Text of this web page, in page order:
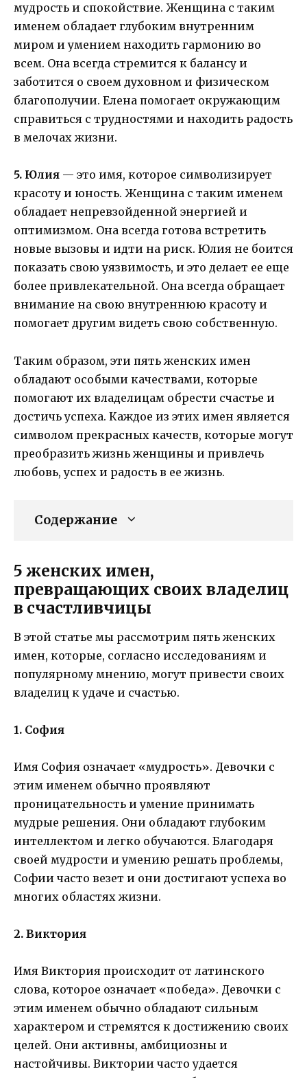
мудрость и спокойствие. Женщина с таким
именем обладает глубоким внутренним
миром и умением находить гармонию во
всем. Она всегда стремится к балансу и
заботится о своем духовном и физическом
благополучии. Елена помогает окружающим
справиться с трудностями и находить радость
в мелочах жизни.
5. Юлия — это имя, которое символизирует
красоту и юность. Женщина с таким именем
обладает непревзойденной энергией и
оптимизмом. Она всегда готова встретить
новые вызовы и идти на риск. Юлия не боится
показать свою уязвимость, и это делает ее еще
более привлекательной. Она всегда обращает
внимание на свою внутреннюю красоту и
помогает другим видеть свою собственную.
Таким образом, эти пять женских имен
обладают особыми качествами, которые
помогают их владелицам обрести счастье и
достичь успеха. Каждое из этих имен является
символом прекрасных качеств, которые могут
преобразить жизнь женщины и привлечь
любовь, успех и радость в ее жизнь.
Содержание
5 женских имен,
превращающих своих владелиц
в счастливчицы
В этой статье мы рассмотрим пять женских
имен, которые, согласно исследованиям и
популярному мнению, могут привести своих
владелиц к удаче и счастью.
1. София
Имя София означает «мудрость». Девочки с
этим именем обычно проявляют
проницательность и умение принимать
мудрые решения. Они обладают глубоким
интеллектом и легко обучаются. Благодаря
своей мудрости и умению решать проблемы,
Софии часто везет и они достигают успеха во
многих областях жизни.
2. Виктория
Имя Виктория происходит от латинского
слова, которое означает «победа». Девочки с
этим именем обычно обладают сильным
характером и стремятся к достижению своих
целей. Они активны, амбициозны и
настойчивы. Виктории часто удается